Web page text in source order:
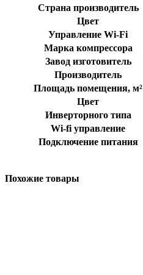
Страна производитель
Цвет
Управление Wi-Fi
Марка компрессора
Завод изготовитель
Производитель
Площадь помещения, м²
Цвет
Инверторного типа
Wi-fi управление
Подключение питания
Похожие товары